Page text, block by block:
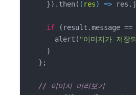
    }).then(
( res) =>
if (result.message ==
      alert(
"이미지가 저장
// 이미지 미리보기